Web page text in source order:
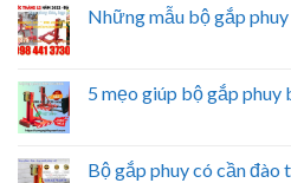
Những mẫu bộ gắp
5 mẹo giúp bộ gắp phuy
Bộ gắp phuy có cần đào